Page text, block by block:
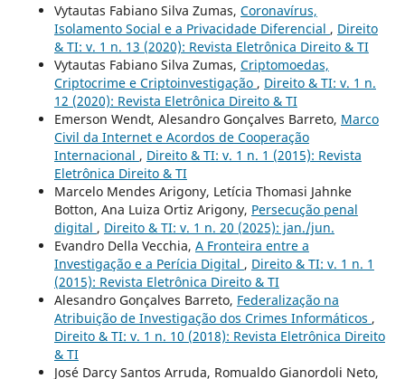
Vytautas Fabiano Silva Zumas, Coronavírus,
Isolamento Social e a Privacidade Diferencial , Direito
& TI: v. 1 n. 13 (2020): Revista Eletrônica Direito & TI
Vytautas Fabiano Silva Zumas, Criptomoedas,
Criptocrime e Criptoinvestigação , Direito & TI: v. 1 n.
12 (2020): Revista Eletrônica Direito & TI
Emerson Wendt, Alesandro Gonçalves Barreto, Marco
Civil da Internet e Acordos de Cooperação
Internacional , Direito & TI: v. 1 n. 1 (2015): Revista
Eletrônica Direito & TI
Marcelo Mendes Arigony, Letícia Thomasi Jahnke
Botton, Ana Luiza Ortiz Arigony, Persecução penal
digital , Direito & TI: v. 1 n. 20 (2025): jan./jun.
Evandro Della Vecchia, A Fronteira entre a
Investigação e a Perícia Digital , Direito & TI: v. 1 n. 1
(2015): Revista Eletrônica Direito & TI
Alesandro Gonçalves Barreto, Federalização na
Atribuição de Investigação dos Crimes Informáticos ,
Direito & TI: v. 1 n. 10 (2018): Revista Eletrônica Direito
& TI
José Darcy Santos Arruda, Romualdo Gianordoli Neto,